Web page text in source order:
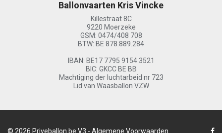
Ballonvaarten Kris Vincke
Killestraat 8C
9220 Moerzeke
GSM: 0474/408 708
BTW: BE 878.889.284
IBAN: BE17 7795 9154 3521
BIC: GKCC BE BB
Machtiging der luchtarbeid nr 723